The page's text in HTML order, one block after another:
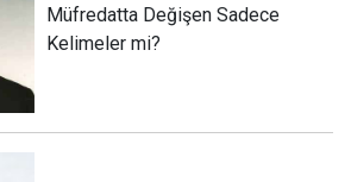
Müfredatta Değişen Sadece
Kelimeler mi?